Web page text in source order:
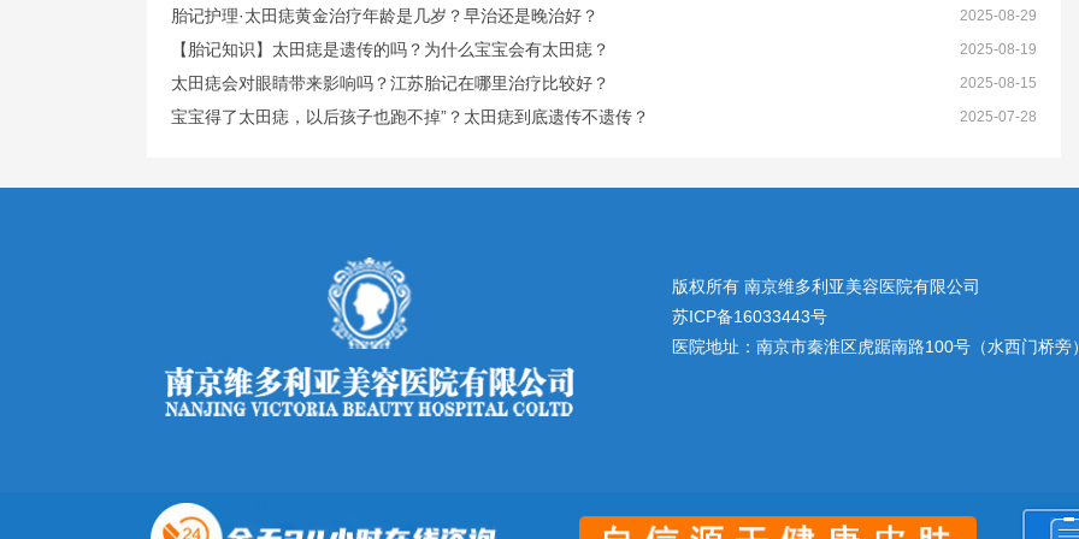
胎记护理·太田痣黄金治疗年龄是几岁？早治还是晚治好？ 2025-08-29
【胎记知识】太田痣是遗传的吗？为什么宝宝会有太田痣？ 2025-08-19
太田痣会对眼睛带来影响吗？江苏胎记在哪里治疗比较好？ 2025-08-15
宝宝得了太田痣，以后孩子也跑不掉”？太田痣到底遗传不遗传？ 2025-07-28
版权所有 南京维多利亚美容医院有限公司
苏ICP备16033443号
医院地址：南京市秦淮区虎踞南路100号（水西门桥旁